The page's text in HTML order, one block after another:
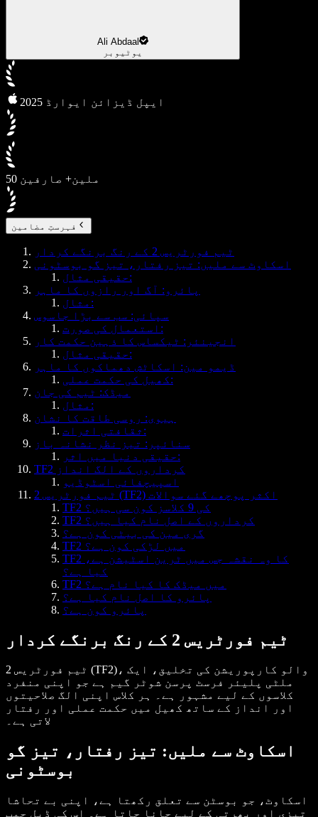
Ali Abdaal
یوٹیوبر
2025 ایپل ڈیزائن ایوارڈ
50 ملین+ صارفین
فہرستِ مضامین
ٹیم فورٹریس 2 کے رنگ برنگے کردار
اسکاوٹ سے ملیں: تیز رفتار، تیز گو بوسٹونی
حقیقی مثال:
پائرو: آگ اور رازوں کا ماہر
مثال:
سپائی: سب سے بڑا جاسوس
استعمال کی صورت:
انجینئر: ٹیکساس کا ذہین حکمت کار
حقیقی مثال:
ڈیمو مین: اسکاٹش دھماکوں کا ماہر
کھیل کی حکمت عملی:
میڈک: ٹیم کی جان
مثال:
ہیوی: روسی طاقت کا نشان
ثقافتی اثرات:
سنائپر: تیز نظر نشانہ باز
حقیقی دنیا میں اثر:
TF2 کرداروں کے الگ انداز
اسپیچفائی اسٹوڈیو
ٹیم فورٹریس 2 (TF2) اکثر پوچھے گئے سوالات
TF2 کی 9 کلاسز کون سی ہیں؟
TF2 کرداروں کے اصل نام کیا ہیں؟
گری مین کی بیٹی کون ہے؟
TF2 میں لڑکی کون ہے؟
TF2 کا وہ نقشہ جس میں ٹرین اسٹیشن ہے،
کیا ہے؟
TF2 میں میڈک کا کیا نام ہے؟
پائرو کا اصل نام کیا ہے؟
پائرو کون ہے؟
ٹیم فورٹریس 2 کے رنگ برنگے کردار
ٹیم فورٹریس 2 (TF2)، والو کارپوریشن کی تخلیق، ایک
ملٹی پلیئر فرسٹ پرسن شوٹر گیم ہے جو اپنی منفرد
کلاسوں کے لیے مشہور ہے۔ ہر کلاس اپنی الگ صلاحیتوں
اور انداز کے ساتھ کھیل میں حکمت عملی اور رفتار
لاتی ہے۔
اسکاوٹ سے ملیں: تیز رفتار، تیز گو
بوسٹونی
اسکاوٹ، جو بوسٹن سے تعلق رکھتا ہے، اپنی بے تحاشا
تیزی اور پھرتی کے لیے جانا جاتا ہے۔ اس کی ڈبل جمپ